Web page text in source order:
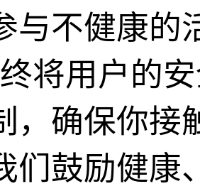
与不健康的
终将用户的
，确保你接
们鼓励健康